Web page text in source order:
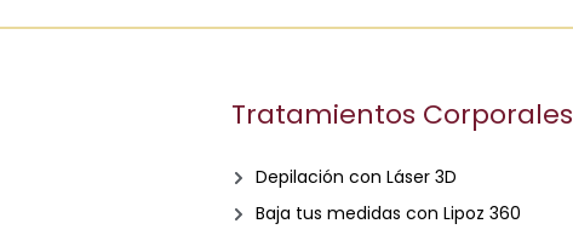
Tratamientos Corporales
Depilación con Láser 3D
Baja tus medidas con Lipoz 360